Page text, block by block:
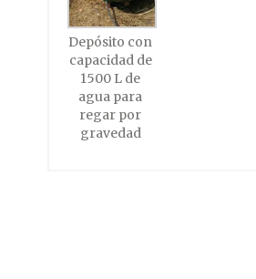
Depósito con
capacidad de
1500 L de
agua para
regar por
gravedad